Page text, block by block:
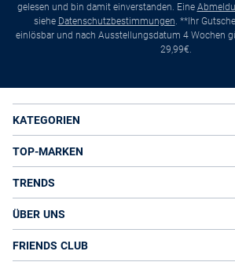
gelesen und bin damit einverstanden. Eine
siehe Datenschutzbestimmungen. **Ihr
einlösbar und nach Ausstellungsdatum 4 Wochen
29,99€.
KATEGORIEN
TOP-MARKEN
TRENDS
ÜBER UNS
FRIENDS CLUB